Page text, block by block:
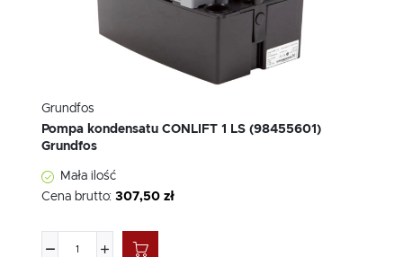
Grundfos
Pompa kondensatu CONLIFT 1 LS (98455601)
Grundfos
Mała ilość
Cena brutto: 307,50 zł